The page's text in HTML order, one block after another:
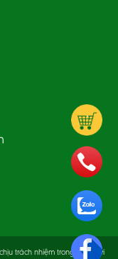
trách nhiệm trong phạm vi